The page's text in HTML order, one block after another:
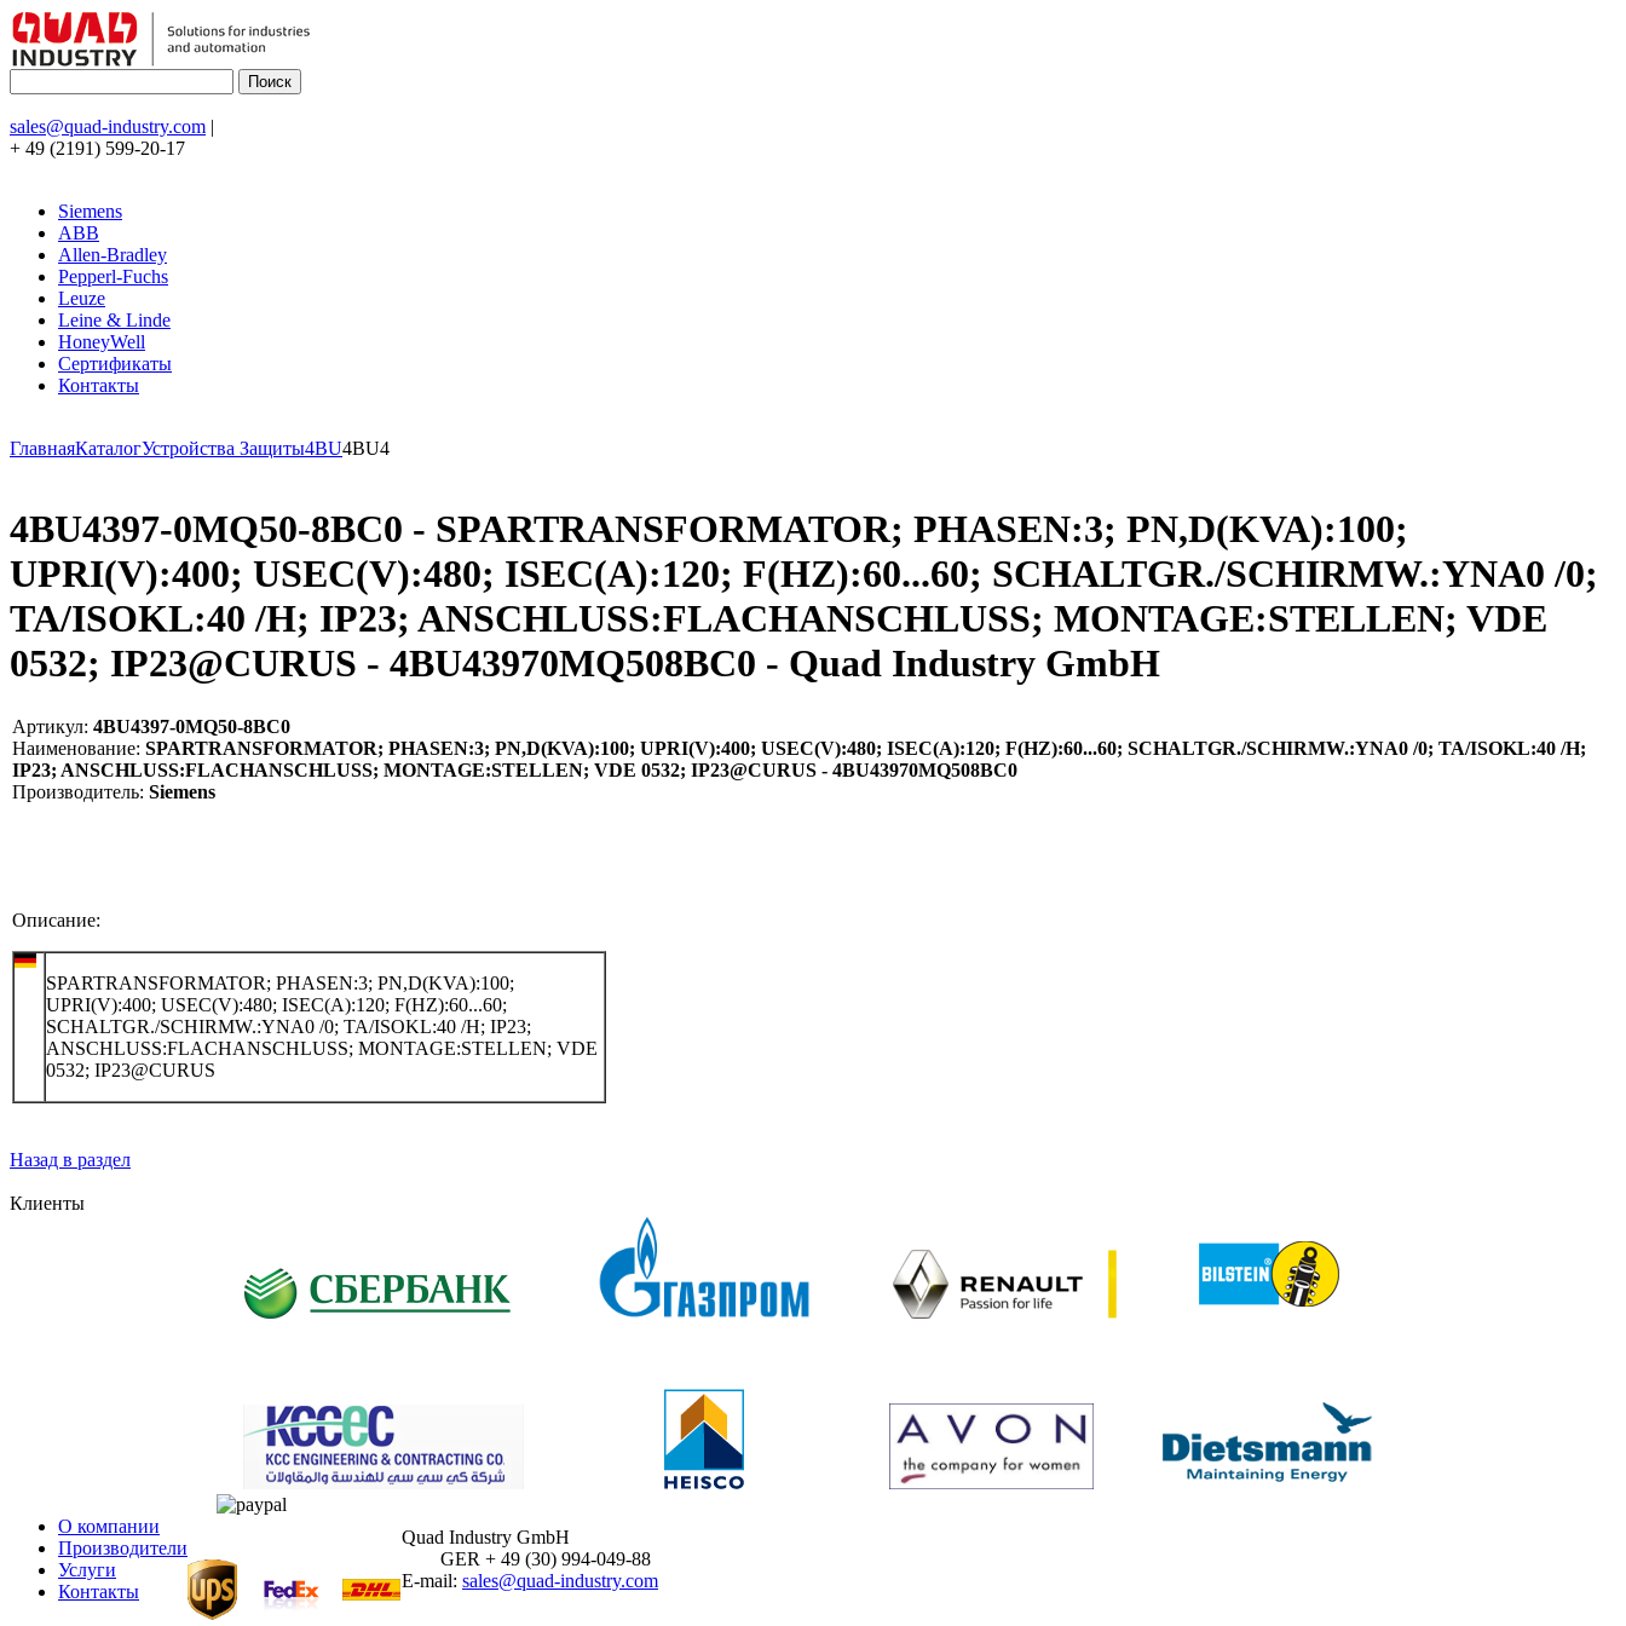
sales@quad-industry.com |
+ 49 (2191) 599-20-17
Siemens
ABB
Allen-Bradley
Pepperl-Fuchs
Leuze
Leine & Linde
HoneyWell
Сертификаты
Контакты
ГлавнаяКаталогУстройства Защиты4BU4BU4
4BU4397-0MQ50-8BC0 - SPARTRANSFORMATOR; PHASEN:3; PN,D(KVA):100;
UPRI(V):400; USEC(V):480; ISEC(A):120; F(HZ):60...60; SCHALTGR./SCHIRMW.:YNA0 /0;
TA/ISOKL:40 /H; IP23; ANSCHLUSS:FLACHANSCHLUSS; MONTAGE:STELLEN; VDE
0532; IP23@CURUS - 4BU43970MQ508BC0 - Quad Industry GmbH
Артикул: 4BU4397-0MQ50-8BC0
Наименование: SPARTRANSFORMATOR; PHASEN:3; PN,D(KVA):100; UPRI(V):400; USEC(V):480; ISEC(A):120; F(HZ):60...60; SCHALTGR./SCHIRMW.:YNA0 /0; TA/ISOKL:40 /H;
IP23; ANSCHLUSS:FLACHANSCHLUSS; MONTAGE:STELLEN; VDE 0532; IP23@CURUS - 4BU43970MQ508BC0
Производитель: Siemens
Описание:
SPARTRANSFORMATOR; PHASEN:3; PN,D(KVA):100;
UPRI(V):400; USEC(V):480; ISEC(A):120; F(HZ):60...60;
SCHALTGR./SCHIRMW.:YNA0 /0; TA/ISOKL:40 /H; IP23;
ANSCHLUSS:FLACHANSCHLUSS; MONTAGE:STELLEN; VDE
0532; IP23@CURUS
Назад в раздел
Клиенты
О компании
Производители
Услуги
Контакты
Quad Industry GmbH
GER + 49 (30) 994-049-88
E-mail: sales@quad-industry.com